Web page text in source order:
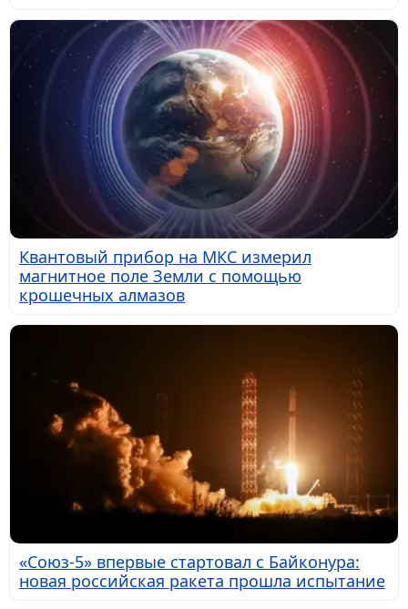
Квантовый прибор на МКС измерил
магнитное поле Земли с помощью
крошечных алмазов
«Союз-5» впервые стартовал с Байконура:
новая российская ракета прошла испытание